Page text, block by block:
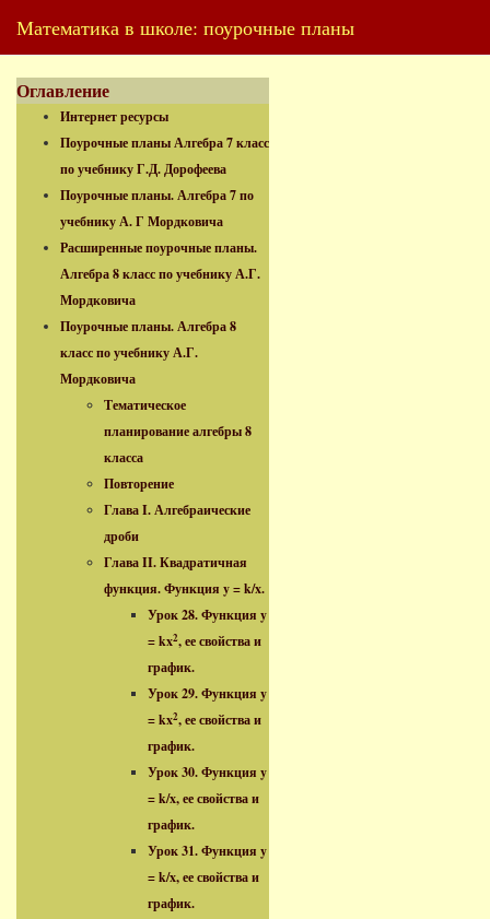
Математика в школе: поурочные планы
Оглавление
Интернет ресурсы
Поурочные планы Алгебра 7 класс
по учебнику Г.Д. Дорофеева
Поурочные планы. Алгебра 7 по
учебнику А. Г Мордковича
Расширенные поурочные планы.
Алгебра 8 класс по учебнику А.Г.
Мордковича
Поурочные планы. Алгебра 8
класс по учебнику А.Г.
Мордковича
Тематическое
планирование алгебры 8
класса
Повторение
Глава I. Алгебраические
дроби
Глава II. Квадратичная
функция. Функция y = k/x.
Урок 28. Функция y
= kx2, ее свойства и
график.
Урок 29. Функция y
= kx2, ее свойства и
график.
Урок 30. Функция y
= k/x, ее свойства и
график.
Урок 31. Функция y
= k/x, ее свойства и
график.